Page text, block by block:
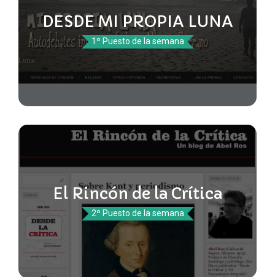
DESDE MI PROPIA LUNA
1º Puesto de la semana
El Rincón de la Crítica
2º Puesto de la semana